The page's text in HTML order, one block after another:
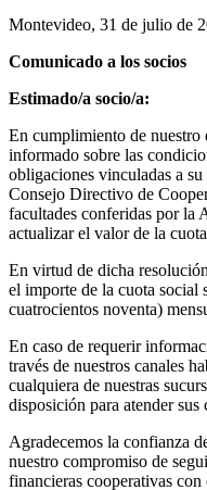
Montevideo, 31 de julio de
Comunicado a los socios
Estimado/a socio/a:
En cumplimiento de nuestro
informado sobre las
obligaciones vinculadas a
Consejo Directivo de
facultades conferidas por la
actualizar el valor de la
En virtud de dicha
el importe de la cuota social
cuatrocientos noventa)
En caso de requerir
través de nuestros canales
cualquiera de nuestras
disposición para atender sus
Agradecemos la confianza
nuestro compromiso de
financieras cooperativas